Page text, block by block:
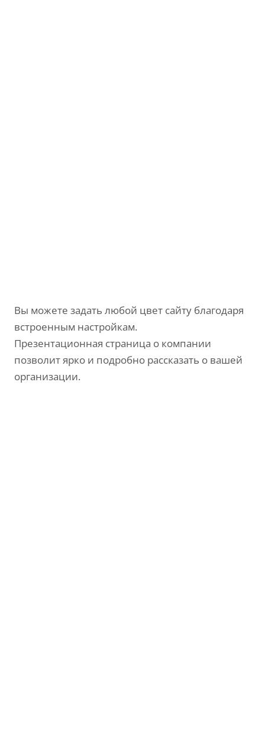
Вы можете задать любой цвет сайту благодаря
встроенным настройкам.
Презентационная страница о компании
позволит ярко и подробно рассказать о вашей
организации.